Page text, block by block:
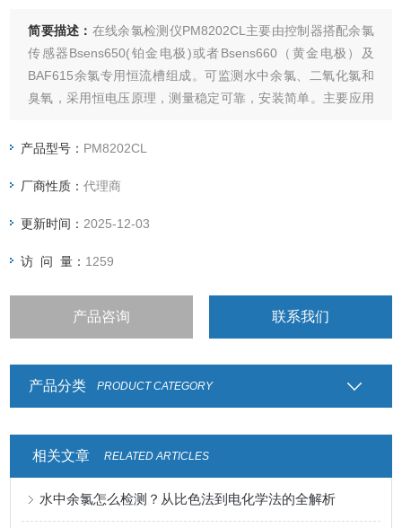
简要描述： 在线余氯检测仪PM8202CL主要由控制器搭配余氯
传感器Bsens650(铂金电极)或者Bsens660（黄金电极）及
BAF615余氯专用恒流槽组成。可监测水中余氯、二氧化氯和
臭氧，采用恒电压原理，测量稳定可靠，安装简单。主要应用
产品型号： PM8202CL
厂商性质：代理商
更新时间： 2025-12-03
访 问 量： 1259
产品咨询 联系我们
产品分类 PRODUCT CATEGORY
相关文章 RELATED ARTICLES
水中余氯怎么检测？从比色法到电化学法的全解析